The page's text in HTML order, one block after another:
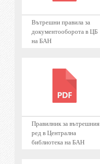
Вътрешни правила за
документооборота в ЦБ
на БАН
Правилник за вътрешния
ред в Централна
библиотека на БАН